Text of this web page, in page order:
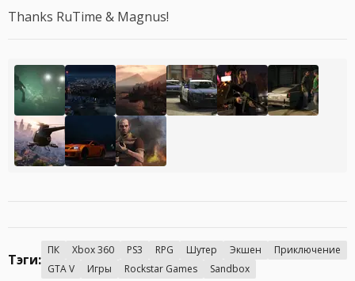
Thanks RuTime & Magnus!
Тэги:
ПК Xbox 360 PS3 RPG Шутер Экшен
Приключение
GTA V
Игры Rockstar Games Sandbox